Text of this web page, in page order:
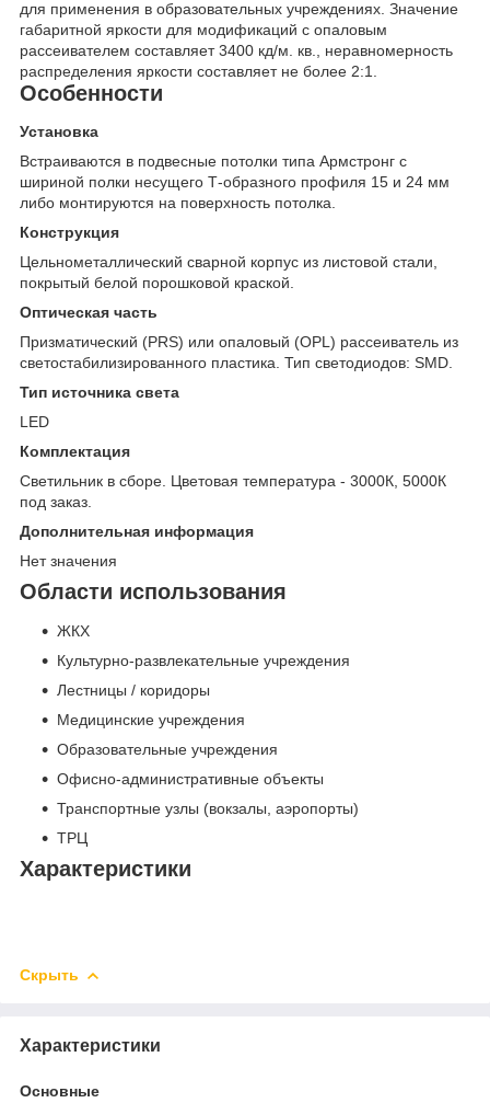
для применения в образовательных учреждениях. Значение
габаритной яркости для модификаций с опаловым
рассеивателем составляет 3400 кд/м. кв., неравномерность
распределения яркости составляет не более 2:1.
Особенности
Установка
Встраиваются в подвесные потолки типа Армстронг с
шириной полки несущего Т-образного профиля 15 и 24 мм
либо монтируются на поверхность потолка.
Конструкция
Цельнометаллический сварной корпус из листовой стали,
покрытый белой порошковой краской.
Оптическая часть
Призматический (PRS) или опаловый (OPL) рассеиватель из
светостабилизированного пластика. Тип светодиодов: SMD.
Тип источника света
LED
Комплектация
Светильник в сборе. Цветовая температура - 3000К, 5000К
под заказ.
Дополнительная информация
Нет значения
Области использования
ЖКХ
Культурно-развлекательные учреждения
Лестницы / коридоры
Медицинские учреждения
Образовательные учреждения
Офисно-административные объекты
Транспортные узлы (вокзалы, аэропорты)
ТРЦ
Характеристики
Скрыть
Характеристики
Основные